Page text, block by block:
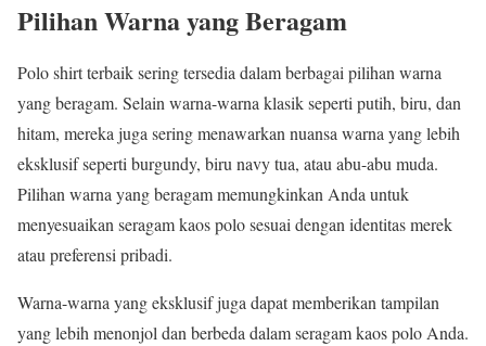
Pilihan Warna yang Beragam
Polo shirt terbaik sering tersedia dalam berbagai pilihan warna
yang beragam. Selain warna-warna klasik seperti putih, biru, dan
hitam, mereka juga sering menawarkan nuansa warna yang lebih
eksklusif seperti burgundy, biru navy tua, atau abu-abu muda.
Pilihan warna yang beragam memungkinkan Anda untuk
menyesuaikan seragam kaos polo sesuai dengan identitas merek
atau preferensi pribadi.
Warna-warna yang eksklusif juga dapat memberikan tampilan
yang lebih menonjol dan berbeda dalam seragam kaos polo Anda.